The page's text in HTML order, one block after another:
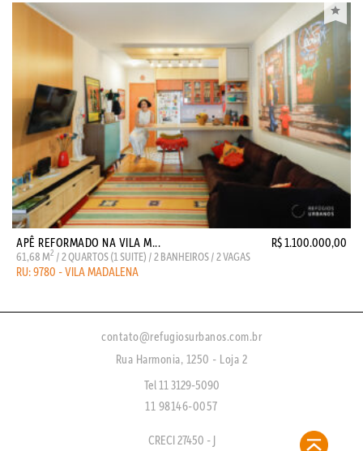
APÊ REFORMADO NA VILA M... R$ 1.100.000,00
61,68 M2 / 2 QUARTOS (1 SUITE) / 2 BANHEIROS / 2 VAGAS
RU: 9780 - VILA MADALENA
contato@refugiosurbanos.com.br
Rua Harmonia, 1250 - Loja 2
Tel 11 3129-5090
11 98146-0057
CRECI 27450 - J